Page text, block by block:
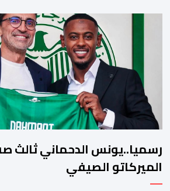
وأعادت تداولها حسابات على شبكات التواصل
السيدة المذكورة قد صرحت بمعطيات مضللة،
فيها بأن جهات رسمية هي من فتحت الحدود
رسميا..يونس الدحماني ثالث
الميركاتو الصيفي